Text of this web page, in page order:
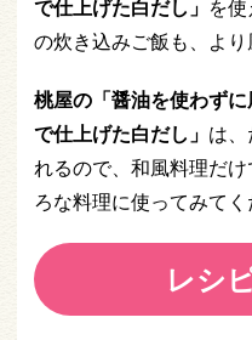
で仕上げた白だし」 を
の炊き込みご飯も、より
桃屋の「醤油を使わず
で仕上げた白だし」 は
れるので、和風料理だ
ろな料理に使ってみてく
レシ